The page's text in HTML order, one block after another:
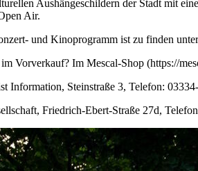
Aushängeschildern der Stadt mit
Air.
und Kinoprogramm ist zu finden
Vorverkauf? Im Mescal-Shop (https://
Information, Steinstraße 3, Telefon:
Friedrich-Ebert-Straße 27d,